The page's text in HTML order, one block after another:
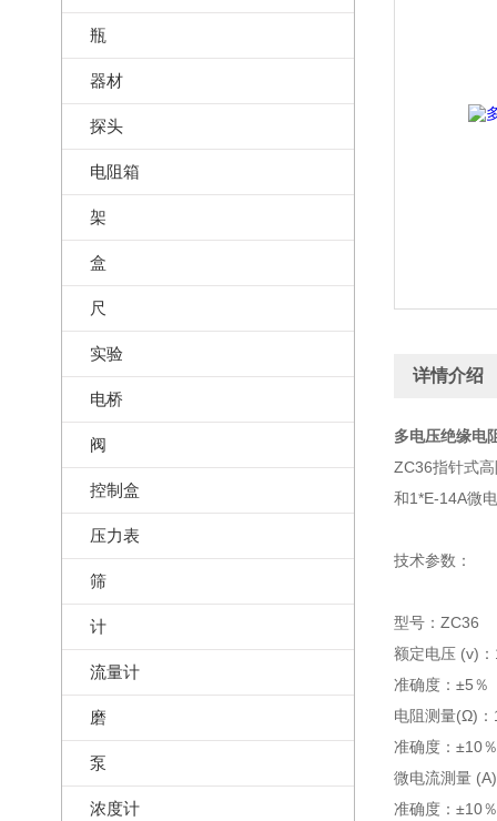
瓶
器材
探头
电阻箱
架
盒
尺
实验
电桥
阀
控制盒
压力表
筛
计
流量计
磨
泵
浓度计
详情介绍
多电压绝缘电
ZC36指针式
和1*E-14A微
技术参数：
型号：ZC36
额定电压 (v)
准确度：±5％
电阻测量(Ω)
准确度：±10
微电流測量
准确度：±10